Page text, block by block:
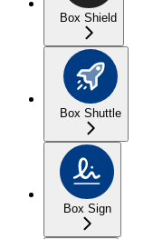
Box Shield
Box Shuttle
Box Sign